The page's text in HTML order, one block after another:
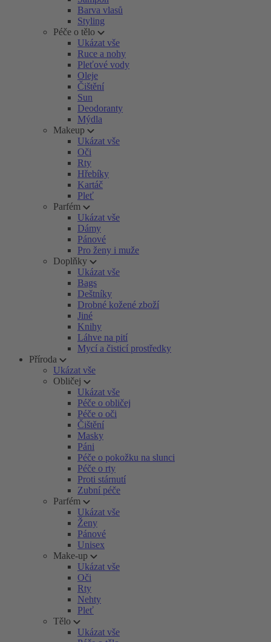
Barva vlasů
Styling
Péče o tělo
Ukázat vše
Ruce a nohy
Pleťové vody
Oleje
Čištění
Sun
Deodoranty
Mýdla
Makeup
Ukázat vše
Oči
Rty
Hřebíky
Kartáč
Pleť
Parfém
Ukázat vše
Dámy
Pánové
Pro ženy i muže
Doplňky
Ukázat vše
Bags
Deštníky
Drobné kožené zboží
Jiné
Knihy
Láhve na pití
Mycí a čisticí prostředky
Příroda
Ukázat vše
Obličej
Ukázat vše
Péče o obličej
Péče o oči
Čištění
Masky
Páni
Péče o pokožku na slunci
Péče o rty
Proti stárnutí
Zubní péče
Parfém
Ukázat vše
Ženy
Pánové
Unisex
Make-up
Ukázat vše
Oči
Rty
Nehty
Pleť
Tělo
Ukázat vše